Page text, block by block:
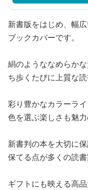
新書版をはじめ、幅
ブックカバーです。
絹のようななめらか
ち歩くたびに上質な
彩り豊かなカラーラ
色を選ぶ楽しさも魅力
新書判の本を大切に
保てる点が多くの読
ギフトにも映える高